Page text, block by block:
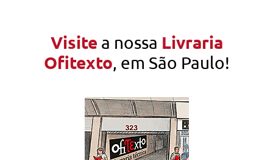
Visite a nossa Livraria
Ofitexto, em São Paulo!